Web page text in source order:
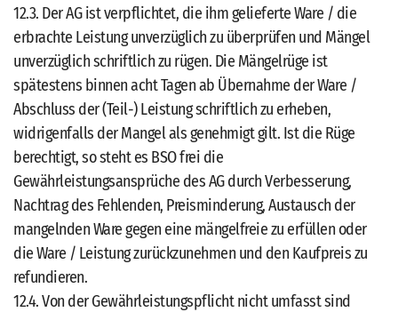
12.3. Der AG ist verpflichtet, die ihm gelieferte Ware / die
erbrachte Leistung unverzüglich zu überprüfen und Mängel
unverzüglich schriftlich zu rügen. Die Mängelrüge ist
spätestens binnen acht Tagen ab Übernahme der Ware /
Abschluss der (Teil-) Leistung schriftlich zu erheben,
widrigenfalls der Mangel als genehmigt gilt. Ist die Rüge
berechtigt, so steht es BSO frei die
Gewährleistungsansprüche des AG durch Verbesserung,
Nachtrag des Fehlenden, Preisminderung, Austausch der
mangelnden Ware gegen eine mängelfreie zu erfüllen oder
die Ware / Leistung zurückzunehmen und den Kaufpreis zu
refundieren.
12.4. Von der Gewährleistungspflicht nicht umfasst sind